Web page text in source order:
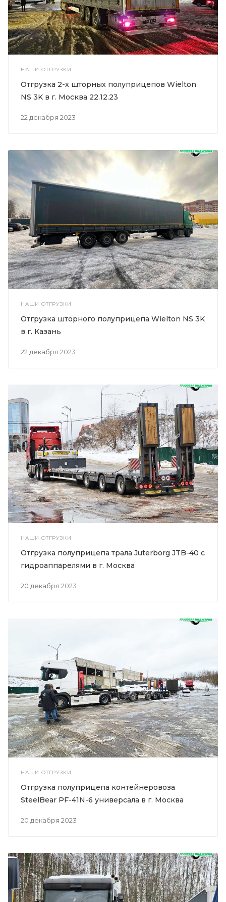
НАШИ ОТГРУЗКИ
22 декабря 2023
Отгрузка 2-х шторных полуприцепов Wielton
NS 3K в г. Москва 22.12.23
НАШИ ОТГРУЗКИ
22 декабря 2023
Отгрузка шторного полуприцепа Wielton NS 3K
в г. Казань
НАШИ ОТГРУЗКИ
20 декабря 2023
Отгрузка полуприцепа трала Juterborg JTB-40 с
гидроаппарелями в г. Москва
НАШИ ОТГРУЗКИ
20 декабря 2023
Отгрузка полуприцепа контейнеровоза
SteelBear PF-41N-6 универсала в г. Москва